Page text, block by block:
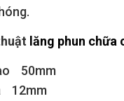
lăng phun chữa
50mm
12mm